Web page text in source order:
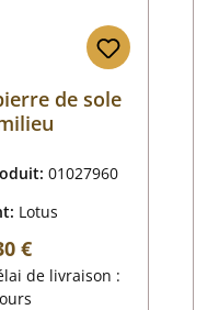
de sole
01027960
Lotus
:
€
de livraison :